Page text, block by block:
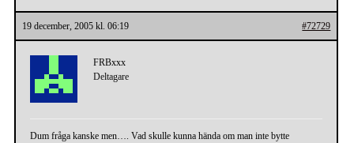
19 december, 2005 kl. 06:19 #72729
FRBxxx
Deltagare
Dum fråga kanske men…. Vad skulle kunna hända om man inte bytte